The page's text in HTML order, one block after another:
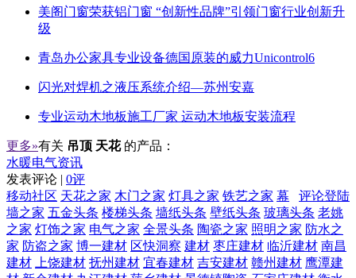
美阁门窗荣获铝门窗 “创新性品牌”引领门窗行业创新升
级
青岛办公家具专业设备德国原装的威力Unicontrol6
闪光对焊机之液压系统介绍—苏州安嘉
专业运动木地板施工厂家 运动木地板安装流程
更多»有关 吊顶 天花 的产品：
水暖电气资讯
发表评论 | 0评
评论登陆
移动社区 天花之家 木门之家 灯具之家 铁艺之家 幕
墙之家 五金头条 楼梯头条 墙纸头条 壁纸头条 玻璃头条 老姚
之家 灯饰之家 电气之家 全景头条 陶瓷之家 照明之家 防水之
家 防盗之家 博一建材 区快洞察 建材 枣庄建材 临沂建材 南昌
建材
上饶建材 抚州建材 宜春建材 吉安建材 赣州建材 鹰潭建